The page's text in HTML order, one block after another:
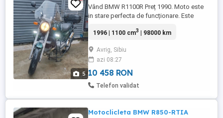
5
Vând BMW R1100R Preț 1990. Moto este
in stare perfecta de funcționare. Este
până în la sfârșitul lui 2027. Se vinde cu tot
originale BMW. Schimburile au fost făcute
la sfârșitul lui 2025( am mers cu ea cam
200km ...
1996 | 1100 cm3 | 98000 km
Avrig, Sibiu
azi 08:27
10 458 RON
Telefon validat
Motoclicleta BMW R850-RTIA